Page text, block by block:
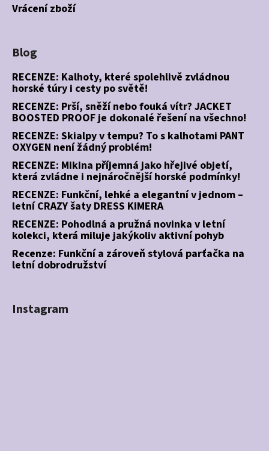
Vrácení zboží
Blog
RECENZE: Kalhoty, které spolehlivě zvládnou
horské túry i cesty po světě!
RECENZE: Prší, sněží nebo fouká vítr? JACKET
BOOSTED PROOF je dokonalé řešení na všechno!
RECENZE: Skialpy v tempu? To s kalhotami PANT
OXYGEN není žádný problém!
RECENZE: Mikina příjemná jako hřejivé objetí,
která zvládne i nejnáročnější horské podmínky!
RECENZE: Funkční, lehké a elegantní v jednom –
letní CRAZY šaty DRESS KIMERA
RECENZE: Pohodlná a pružná novinka v letní
kolekci, která miluje jakýkoliv aktivní pohyb
Recenze: Funkční a zároveň stylová parťačka na
letní dobrodružství
Instagram